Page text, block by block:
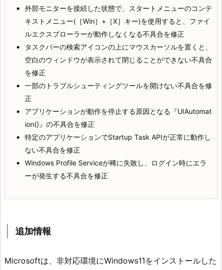
外部モニターを接続した状態で、スタートメニューのコンテ
キストメニュー(［Win］+［X］キー)を使用すると、ファイ
ルエクスプローラーが動作しなくなる不具合を修正
タスクバーの検索アイコンの上にマウスカーソルを置くと、
空白のウィンドウが表示されて閉じることができない不具合
を修正
一部のトラブルシューティングツールを開けない不具合を修
正
アプリケーションが動作を停止する原因となる『UIAutomat
ion()』の不具合を修正
特定のアプリケーションでStartup Task APIが正常に動作し
ない不具合を修正
Windows Profile Serviceが稀に失敗し、ログイン時にエラ
ーが発生する不具合を修正
追加情報
Microsoftは、非対応環境にWindows11をインストールした